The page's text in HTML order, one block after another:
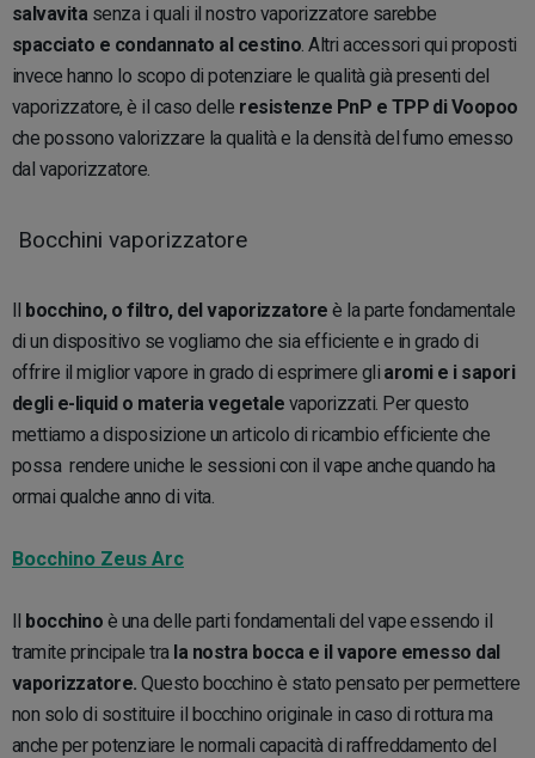
salvavita senza i quali il nostro vaporizzatore sarebbe
spacciato e condannato al cestino. Altri accessori qui proposti
invece hanno lo scopo di potenziare le qualità già presenti del
vaporizzatore, è il caso delle resistenze PnP e TPP di Voopoo
che possono valorizzare la qualità e la densità del fumo emesso
dal vaporizzatore.
Bocchini vaporizzatore
Il bocchino, o filtro, del vaporizzatore è la parte fondamentale
di un dispositivo se vogliamo che sia efficiente e in grado di
offrire il miglior vapore in grado di esprimere gli aromi e i sapori
degli e-liquid o materia vegetale vaporizzati. Per questo
mettiamo a disposizione un articolo di ricambio efficiente che
possa rendere uniche le sessioni con il vape anche quando ha
ormai qualche anno di vita.
Bocchino Zeus Arc
Il bocchino è una delle parti fondamentali del vape essendo il
tramite principale trala nostra bocca e il vapore emesso dal
vaporizzatore. Questo bocchino è stato pensato per permettere
non solo di sostituire il bocchino originale in caso di rottura ma
anche per potenziare le normali capacità di raffreddamento del